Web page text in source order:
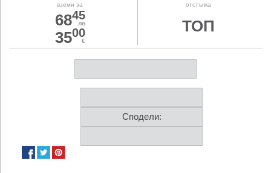
вземи за
6845
лв
3500
€
отстъпка
ТОП
Сподели: